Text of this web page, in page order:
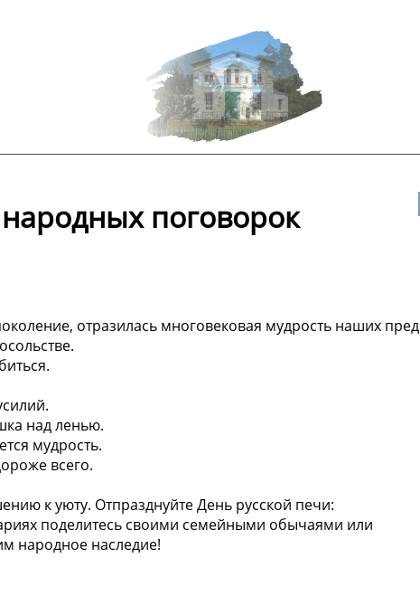
поговорок
отразилась многовековая мудрость наших
над ленью.
мудрость.
всего.
к уюту. Отпразднуйте День русской печи:
поделитесь своими семейными обычаями или
народное наследие!